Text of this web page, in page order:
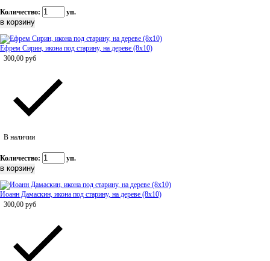
Количество: уп.
Ефрем Сирин, икона под старину, на дереве (8x10)
300,00 руб
В наличии
Количество: уп.
Иоанн Дамаскин, икона под старину, на дереве (8x10)
300,00 руб